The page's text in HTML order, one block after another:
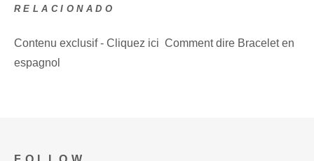
RELACIONADO
Contenu exclusif - Cliquez ici Comment dire Bracelet en
espagnol